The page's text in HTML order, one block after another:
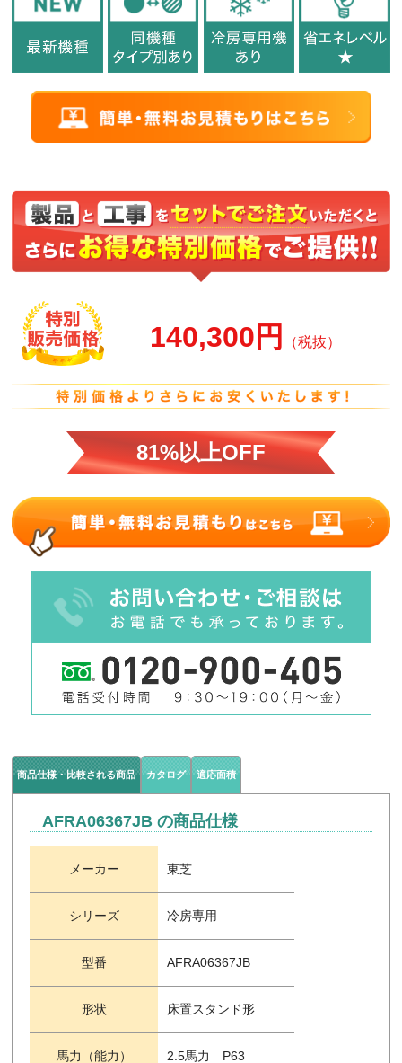
140,300円 （税抜）
81%以上OFF
商品仕様・比較される商品 カタログ 適応面積
AFRA06367JB の商品仕様
メーカー 東芝
シリーズ 冷房専用
型番 AFRA06367JB
形状 床置スタンド形
馬力（能力） 2.5馬力 P63